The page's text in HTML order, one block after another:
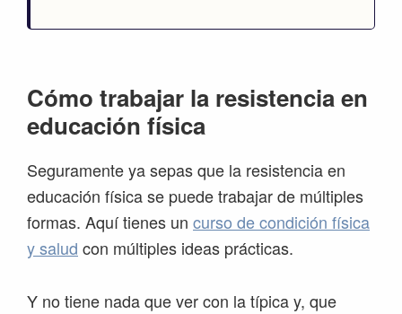
Cómo trabajar la resistencia en
educación física
Seguramente ya sepas que la resistencia en
educación física se puede trabajar de múltiples
formas. Aquí tienes un curso de condición física
y salud con múltiples ideas prácticas.
Y no tiene nada que ver con la típica y, que